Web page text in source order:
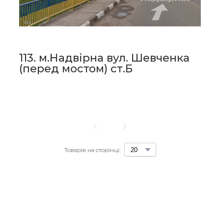
113. м.Надвірна вул. Шевченка
(перед мостом) ст.Б
Товарів на сторінці: